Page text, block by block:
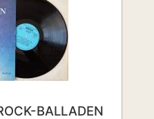
BALLADEN